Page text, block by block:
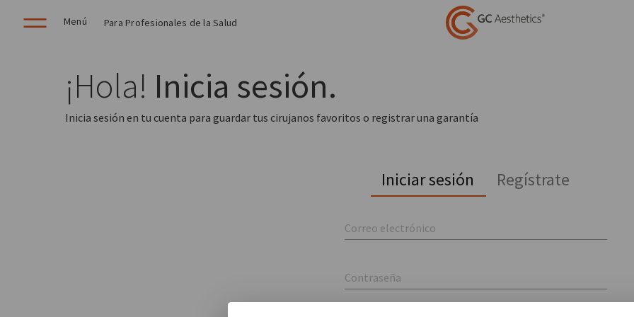
Menú Para Profesionales de la Salud
¡Hola! Inicia sesión.
Inicia sesión en tu cuenta para guardar tus cirujanos favoritos o registrar una garantía
Iniciar sesión Regístrate
Correo electrónico
Contraseña